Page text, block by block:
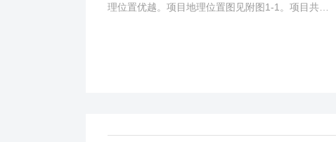
理位置优越。项目地理位置图见附图1-1。项目共建1